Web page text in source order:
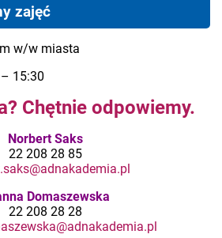
zajęć
w/w miasta
15:30
Chętnie odpowiemy.
Norbert Saks
22 208 28 85
Domaszewska
22 208 28 28